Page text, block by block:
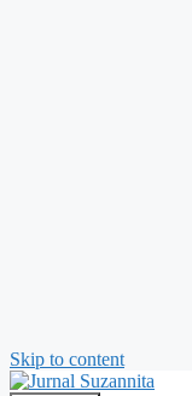
Skip to content